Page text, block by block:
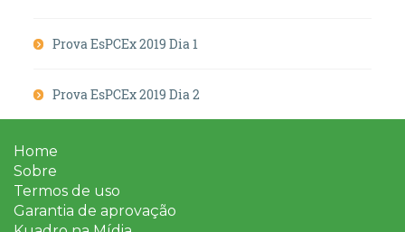
Prova EsPCEx 2019 Dia 1
Prova EsPCEx 2019 Dia 2
Home
Sobre
Termos de uso
Garantia de aprovação